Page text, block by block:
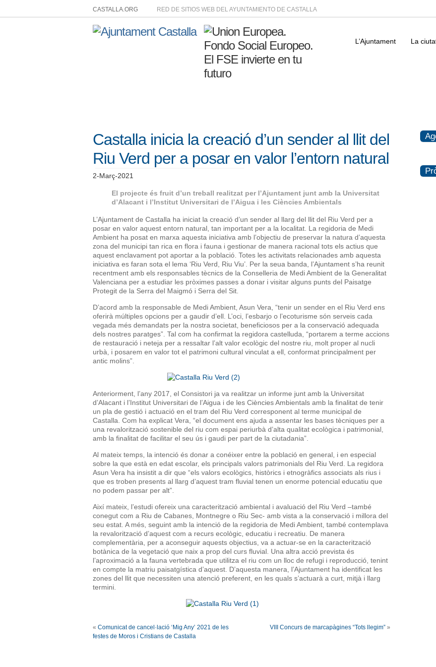
CASTALLA.ORG RED DE SITIOS WEB DEL AYUNTAMIENTO DE CASTALLA
L’Ajuntament La
Castalla inicia la creació d’un sender al llit del
Riu Verd per a posar en valor l’entorn natural
2-Març-2021
El projecte és fruit d’un treball realitzat per l’Ajuntament junt amb la Universitat
d’Alacant i l’Institut Universitari de l’Aigua i les Ciències Ambientals
L’Ajuntament de Castalla ha iniciat la creació d’un sender al llarg del llit del Riu Verd per a
posar en valor aquest entorn natural, tan important per a la localitat. La regidoria de Medi
Ambient ha posat en marxa aquesta iniciativa amb l’objectiu de preservar la natura d’aquesta
zona del municipi tan rica en flora i fauna i gestionar de manera racional tots els actius que
aquest enclavament pot aportar a la població. Totes les activitats relacionades amb aquesta
iniciativa es faran sota el lema ‘Riu Verd, Riu Viu’. Per la seua banda, l’Ajuntament s’ha reunit
recentment amb els responsables tècnics de la Conselleria de Medi Ambient de la Generalitat
Valenciana per a estudiar les pròximes passes a donar i visitar alguns punts del Paisatge
Protegit de la Serra del Maigmó i Serra del Sit.
D’acord amb la responsable de Medi Ambient, Asun Vera, “tenir un sender en el Riu Verd ens
oferirà múltiples opcions per a gaudir d’ell. L’oci, l’esbarjo o l’ecoturisme són serveis cada
vegada més demandats per la nostra societat, beneficiosos per a la conservació adequada
dels nostres paratges”. Tal com ha confirmat la regidora castelluda, “portarem a terme accions
de restauració i neteja per a ressaltar l’alt valor ecològic del nostre riu, molt proper al nucli
urbà, i posarem en valor tot el patrimoni cultural vinculat a ell, conformat principalment per
antic molins”.
Anteriorment, l’any 2017, el Consistori ja va realitzar un informe junt amb la Universitat
d’Alacant i l’Institut Universitari de l’Aigua i de les Ciències Ambientals amb la finalitat de tenir
un pla de gestió i actuació en el tram del Riu Verd corresponent al terme municipal de
Castalla. Com ha explicat Vera, “el document ens ajuda a assentar les bases tècniques per a
una revalorització sostenible del riu com espai periurbà d’alta qualitat ecològica i patrimonial,
amb la finalitat de facilitar el seu ús i gaudi per part de la ciutadania”.
Al mateix temps, la intenció és donar a conéixer entre la població en general, i en especial
sobre la que està en edat escolar, els principals valors patrimonials del Riu Verd. La regidora
Asun Vera ha insistit a dir que “els valors ecològics, històrics i etnogràfics associats als rius i
que es troben presents al llarg d’aquest tram fluvial tenen un enorme potencial educatiu que
no podem passar per alt”.
Així mateix, l’estudi ofereix una caracterització ambiental i avaluació del Riu Verd –també
conegut com a Riu de Cabanes, Montnegre o Riu Sec- amb vista a la conservació i millora del
seu estat. A més, seguint amb la intenció de la regidoria de Medi Ambient, també contemplava
la revalorització d’aquest com a recurs ecològic, educatiu i recreatiu. De manera
complementària, per a aconseguir aquests objectius, va a actuar-se en la caracterització
botànica de la vegetació que naix a prop del curs fluvial. Una altra acció prevista és
l’aproximació a la fauna vertebrada que utilitza el riu com un lloc de refugi i reproducció, tenint
en compte la matriu paisatgística d’aquest. D’aquesta manera, l’Ajuntament ha identificat les
zones del llit que necessiten una atenció preferent, en les quals s’actuarà a curt, mitjà i llarg
termini.
« Comunicat de cancel·lació ‘Mig Any’ 2021 de les
festes de Moros i Cristians de Castalla
VIII Concurs de marcapàgines “Tots llegim” »